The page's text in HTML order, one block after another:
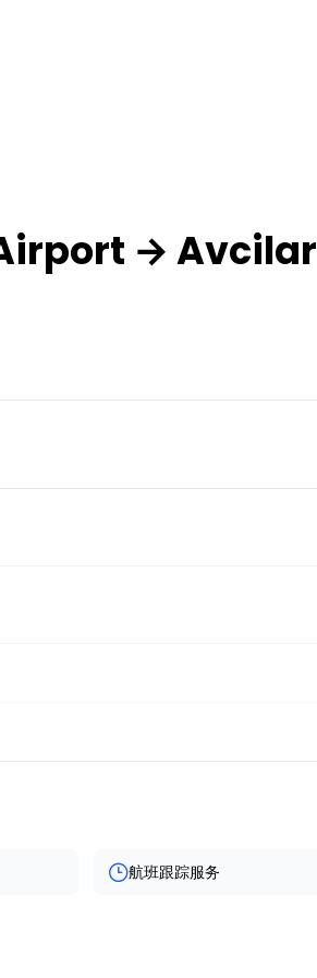
Airport → Avcilar
航班跟踪服务